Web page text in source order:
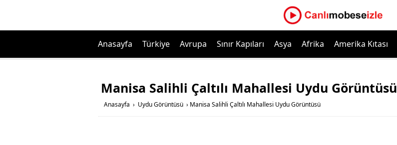
Anasayfa Türkiye Avrupa Sınır Kapıları Asya Afrika Amerika Kıtası
Manisa Salihli Çaltılı Mahallesi Uydu Görüntüsü
Anasayfa › Uydu Görüntüsü › Manisa Salihli Çaltılı Mahallesi Uydu Görüntüsü